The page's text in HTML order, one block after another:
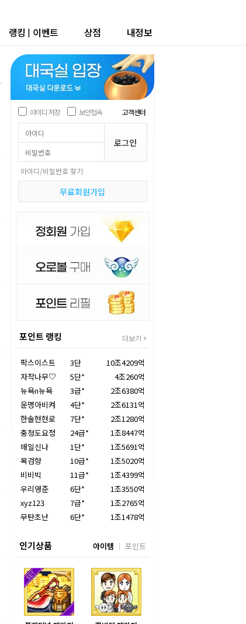
랭킹 | 이벤트 상점 내정보
아이디 저장 보안접속 고객센터
아이디/비밀번호 찾기
무료회원가입
포인트 랭킹 더보기
팍스이스트 3단
10조4209억
자작나무♡
5단*
4조260억
뉴욕n뉴욕
3급*
2조6380억
운명아비켜
4단*
2조6131억
한솔현현로
7단*
2조1280억
충청도요정
24급*
1조8447억
매일신나
1단*
1조5691억
목검향
10급*
1조5020억
비비빅
11급*
1조4399억
우리영준
6단*
1조3550억
xyz123
7급*
1조2765억
무탄초난
6단* 1조1478억
인기상품 아이템 포인트